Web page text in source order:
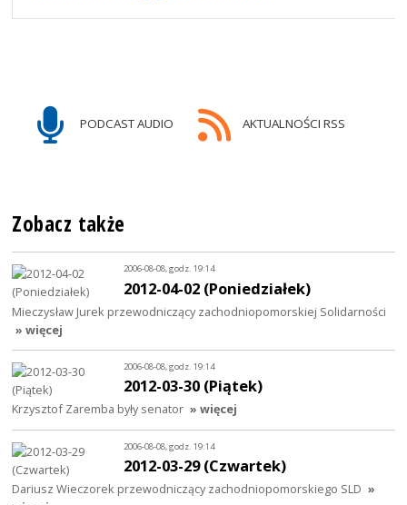
PODCAST AUDIO AKTUALNOŚCI RSS
Zobacz także
2006-08-08, godz. 19:14
2012-04-02 (Poniedziałek)
Mieczysław Jurek przewodniczący zachodniopomorskiej Solidarności
» więcej
2006-08-08, godz. 19:14
2012-03-30 (Piątek)
Krzysztof Zaremba były senator » więcej
2006-08-08, godz. 19:14
2012-03-29 (Czwartek)
Dariusz Wieczorek przewodniczący zachodniopomorskiego SLD »